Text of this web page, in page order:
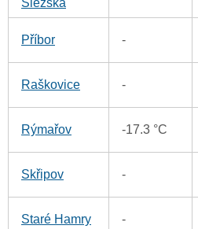
Slezská
Příbor -
Raškovice -
Rýmařov -17.3 °C
Skřipov -
Staré Hamry -